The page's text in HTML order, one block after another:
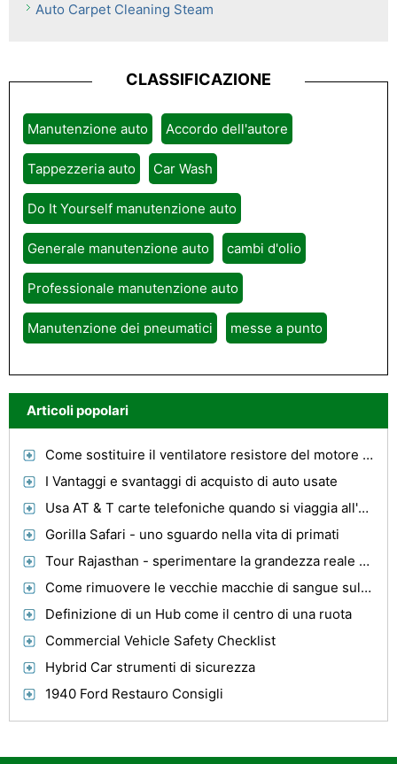
Auto Carpet Cleaning Steam
CLASSIFICAZIONE
Manutenzione auto Accordo dell'autore
Tappezzeria auto Car Wash
Do It Yourself manutenzione auto
Generale manutenzione auto cambi d'olio
Professionale manutenzione auto
Manutenzione dei pneumatici messe a punto
Articoli popolari
Come sostituire il ventilatore resistore del motore in un'odissea
I Vantaggi e svantaggi di acquisto di auto usate
Usa AT & T carte telefoniche quando si viaggia all'estero
Gorilla Safari - uno sguardo nella vita di primati
Tour Rajasthan - sperimentare la grandezza reale di India
Come rimuovere le vecchie macchie di sangue sulle Luce Seggi materiale in un auto
Definizione di un Hub come il centro di una ruota
Commercial Vehicle Safety Checklist
Hybrid Car strumenti di sicurezza
1940 Ford Restauro Consigli